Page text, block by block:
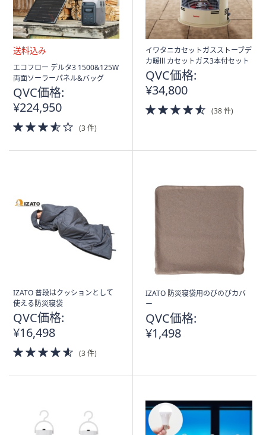
送
料
み
エコフロー デルタ3 1500&125W
両面ソーラーパネル&バッグ
QVC価格:
¥224,950
3.5
of
(3 件)
イワタニカセットガスストーブデ
カ暖lll カセットガス3本付セット
QVC価格:
¥34,800
4.5
of
(38 件)
IZATO 普段はクッションとして
使える防災寝袋
QVC価格:
¥16,498
4.5
of
(3 件)
IZATO 防災寝袋用のびのびカバ
ー
QVC価格:
¥1,498